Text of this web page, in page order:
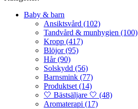
Baby & barn
Ansiktsvård (102)
Tandvård & munhygien (100)
Kropp (417)
Blöjor (95)
Hår (90)
Solskydd (56)
Barnsmink (77)
Produktset (14)
🤍 Bästsäljare 🤍 (48)
Aromaterapi (17)